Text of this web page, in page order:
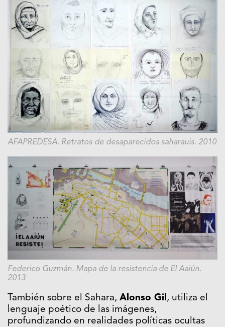
AFAPREDESA. Retratos de desaparecidos saharauis. 2010
Federico Guzmán. Mapa de la resistencia de El Aaiún.
2013
También sobre el Sahara, Alonso Gil, utiliza el
lenguaje poético de las imágenes,
profundizando en realidades políticas ocultas